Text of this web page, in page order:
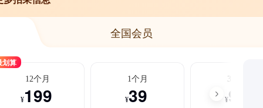
全国会员
划算
12个月
¥199
1个月
¥39
3个月
¥99